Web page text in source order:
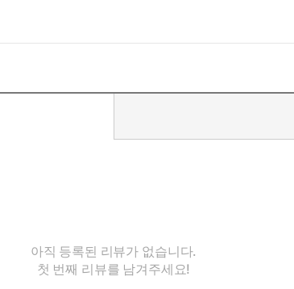
고, 함께 움직였다. 하지만 그건 너를 살리기 위해서
러 나가고 모래를 갈고 글을 썼다. 나는 너를 조금
처를 안은 채로 서로에게 건네는 불완전한 말 한마
면, 저는 기꺼이 그 대화를 응원하고 싶습니다.
너무나 자연스럽다고 생각하기 때문이다. 사람과는
각이 든다. 그래서 신뢰와 불신 사이를 적당히 넘나들
아직 등록된 리뷰가 없습니다.
첫 번째 리뷰를 남겨주세요!